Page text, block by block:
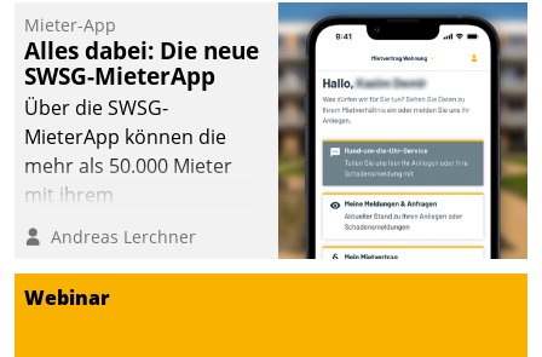
Einsparungen durch optimierte und automatisierte
Prozesse. Doch man darf nicht zu viel erwarten: Allein
mit der Einführung einer neuen Software ist es nicht
getan. Die Digitalisierung erfordert von Unternehmen
die Bereitschaft, sich zu überprüfen, zu hinterfragen
und zu verändern.
Mieter-App
Alles dabei: Die neue
SWSG-MieterApp
Über die SWSG-
MieterApp können die
mehr als 50.000 Mieter
mit ihrem
Wohnungsunternehmen
kommunizieren, auf dem
Laufenden bleiben, Daten
einsehen und ändern
Andreas Lerchner
Webinar